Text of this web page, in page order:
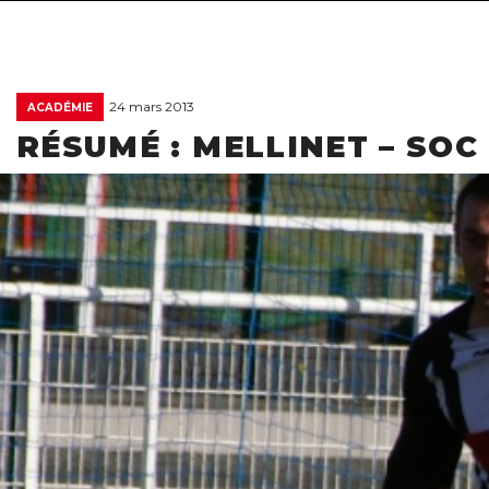
ACADÉMIE 24 mars 2013
RÉSUMÉ : MELLINET – SOC